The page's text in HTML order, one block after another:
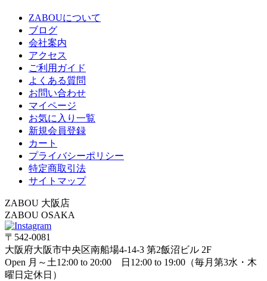
ZABOUについて
ブログ
会社案内
アクセス
ご利用ガイド
よくある質問
お問い合わせ
マイページ
お気に入り一覧
新規会員登録
カート
プライバシーポリシー
特定商取引法
サイトマップ
ZABOU 大阪店
ZABOU OSAKA
〒542-0081
大阪府大阪市中央区南船場4-14-3 第2飯沼ビル 2F
Open 月～土12:00 to 20:00 日12:00 to 19:00（毎月第3水・木
曜日定休日）